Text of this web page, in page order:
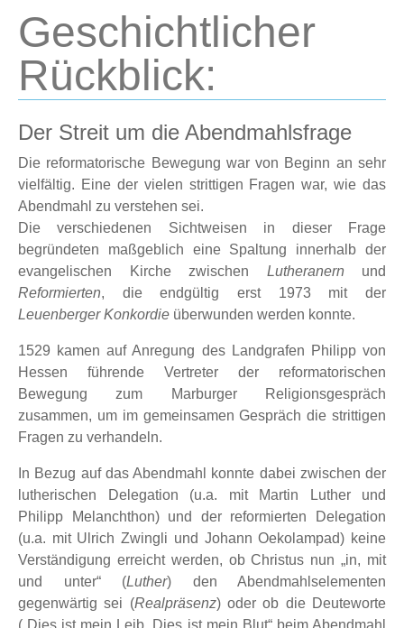
Geschichtlicher
Rückblick:
Der Streit um die Abendmahlsfrage
Die reformatorische Bewegung war von Beginn an sehr
vielfältig. Eine der vielen strittigen Fragen war, wie das
Abendmahl zu verstehen sei.
Die verschiedenen Sichtweisen in dieser Frage
begründeten maßgeblich eine Spaltung innerhalb der
evangelischen Kirche zwischen Lutheranern und
Reformierten, die endgültig erst 1973 mit der
Leuenberger Konkordie überwunden werden konnte.
1529 kamen auf Anregung des Landgrafen Philipp von
Hessen führende Vertreter der reformatorischen
Bewegung zum
Marburger Religionsgespräch
zusammen, um im gemeinsamen Gespräch die strittigen
Fragen zu verhandeln.
In Bezug auf das Abendmahl konnte dabei zwischen der
lutherischen Delegation (u.a. mit Martin Luther und
Philipp Melanchthon) und der reformierten Delegation
(u.a. mit Ulrich Zwingli und Johann Oekolampad) keine
Verständigung erreicht werden, ob Christus nun in, mit
und unter (Luther) den Abendmahlselementen
gegenwärtig sei (Realpräsenz) oder ob die Deuteworte
( Dies ist mein Leib. Dies ist mein Blut beim Abendmahl